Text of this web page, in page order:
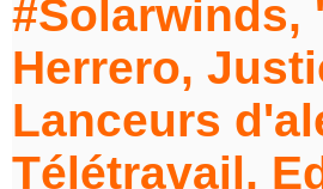
#Solarwinds,
Herrero,
Lanceurs
Télétravail,